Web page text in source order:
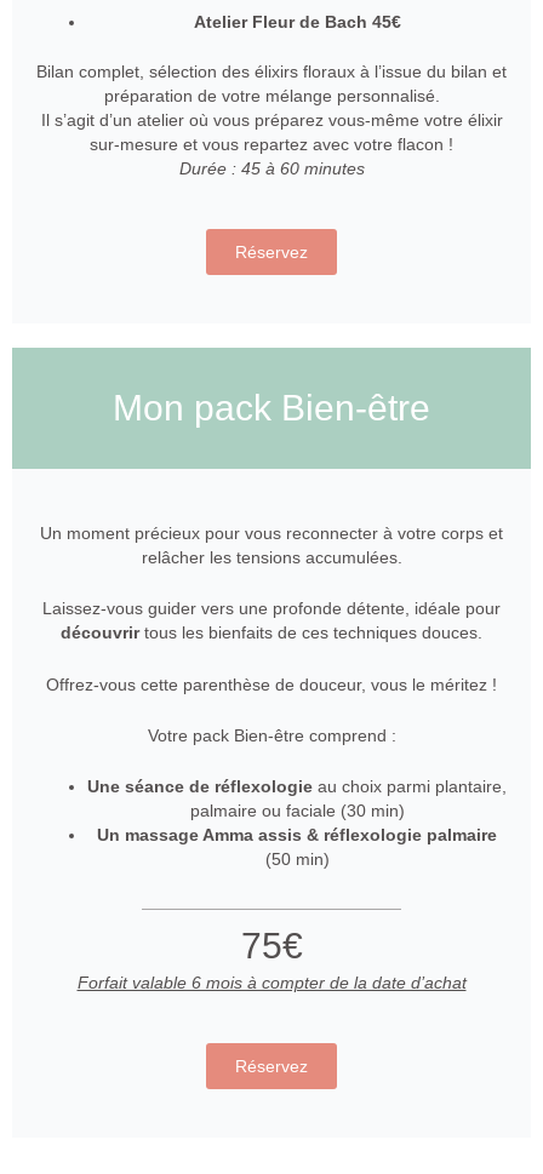
Atelier Fleur de Bach 45€
Bilan complet, sélection des élixirs floraux à l’issue du bilan et
préparation de votre mélange personnalisé.
Il s’agit d’un atelier où vous préparez vous-même votre élixir
sur-mesure et vous repartez avec votre flacon !
Durée : 45 à 60 minutes
Réservez
Mon pack Bien-être
Un moment précieux pour vous reconnecter à votre corps et
relâcher les tensions accumulées.
Laissez-vous guider vers une profonde détente, idéale pour
découvrirtous les bienfaits de ces techniques douces.
Offrez-vous cette parenthèse de douceur, vous le méritez !
Votre pack Bien-être comprend :
Une séance de réflexologie au choix parmi plantaire,
palmaire ou faciale (30 min)
Un massage Amma assis & réflexologie palmaire
(50 min)
75€
Forfait valable 6 mois à compter de la date d’achat
Réservez